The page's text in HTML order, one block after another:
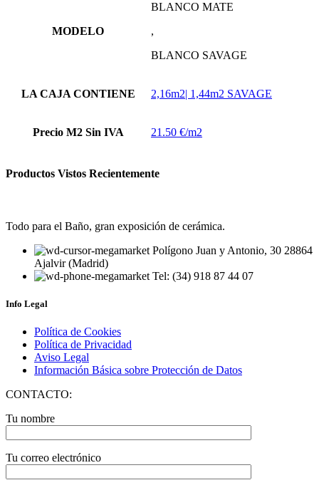
MODELO
BLANCO MATE
,
BLANCO SAVAGE
LA CAJA CONTIENE 2,16m2| 1,44m2 SAVAGE
Precio M2 Sin IVA 21.50 €/m2
Productos Vistos Recientemente
Todo para el Baño, gran exposición de cerámica.
Polígono Juan y Antonio, 30 28864
Ajalvir (Madrid)
Tel: (34) 918 87 44 07
Info Legal
Política de Cookies
Política de Privacidad
Aviso Legal
Información Básica sobre Protección de Datos
CONTACTO:
Tu nombre
Tu correo electrónico